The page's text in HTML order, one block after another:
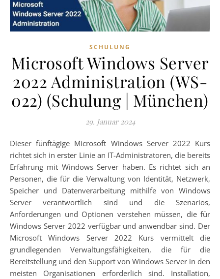
SCHULUNG
Microsoft Windows Server
2022 Administration (WS-
022) (Schulung | München)
29. Januar 2024
Dieser fünftägige Microsoft Windows Server 2022 Kurs
richtet sich in erster Linie an IT-Administratoren, die bereits
Erfahrung mit Windows Server haben. Es richtet sich an
Personen, die für die Verwaltung von Identität, Netzwerk,
Speicher und Datenverarbeitung mithilfe von Windows
Server verantwortlich sind und die Szenarios,
Anforderungen und Optionen verstehen müssen, die für
Windows Server 2022 verfügbar und anwendbar sind. Der
Microsoft Windows Server 2022 Kurs vermittelt die
grundlegenden Verwaltungsfähigkeiten, die für die
Bereitstellung und den Support von Windows Server in den
meisten Organisationen erforderlich sind. Installation,